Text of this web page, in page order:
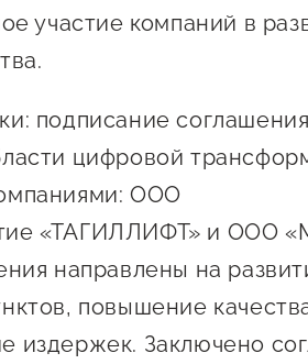
участие компаний в
подписание
цифровой
ООО
«ТАГИЛЛИФТ» и ООО
направлены на
повышение
издержек. Заключено